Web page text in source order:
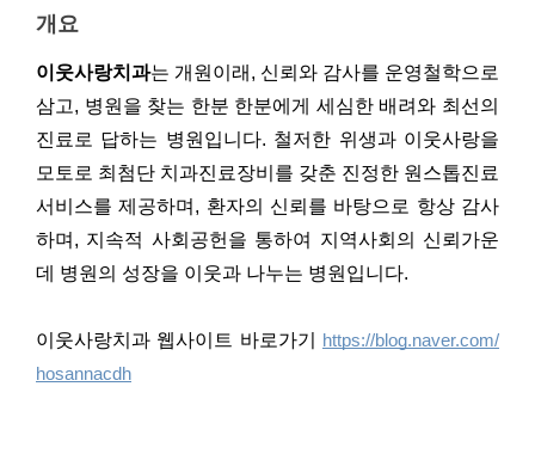
개요
이웃사랑치과는 개원이래, 신뢰와 감사를 운영철학으로
삼고, 병원을 찾는 한분 한분에게 세심한 배려와 최선의
진료로 답하는 병원입니다. 철저한 위생과 이웃사랑을
모토로 최첨단 치과진료장비를 갖춘 진정한 원스톱진료
서비스를 제공하며, 환자의 신뢰를 바탕으로 항상 감사
하며, 지속적 사회공헌을 통하여 지역사회의 신뢰가운
데 병원의 성장을 이웃과 나누는 병원입니다.
이웃사랑치과 웹사이트 바로가기 https://blog.naver.com/
hosannacdh